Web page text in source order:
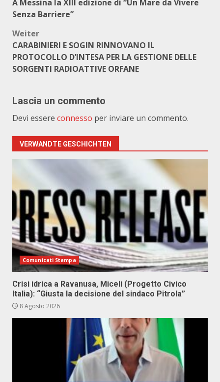
A Messina la XIII edizione di “Un Mare da Vivere
Senza Barriere”
Weiter
CARABINIERI E SOGIN RINNOVANO IL
PROTOCOLLO D’INTESA PER LA GESTIONE DELLE
SORGENTI RADIOATTIVE ORFANE
Lascia un commento
Devi essere connesso per inviare un commento.
VERWANDTE GESCHICHTEN
Comunicati Stampa
Crisi idrica a Ravanusa, Miceli (Progetto Civico
Italia): “Giusta la decisione del sindaco Pitrola”
8 Agosto 2026